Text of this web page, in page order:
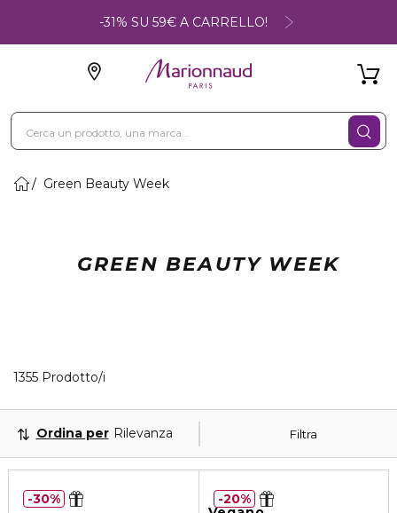
-31% SU 59€ A CARRELLO!
Green Beauty Week
GREEN BEAUTY WEEK
1355 Prodotto/i
Filtra
Ordina per Rilevanza
30%
20%